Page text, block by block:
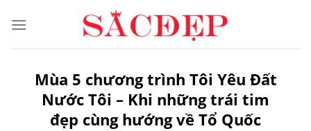
Mùa 5 chương trình Tôi Yêu Đất
Nước Tôi – Khi những trái tim
đẹp cùng hướng về Tổ Quốc